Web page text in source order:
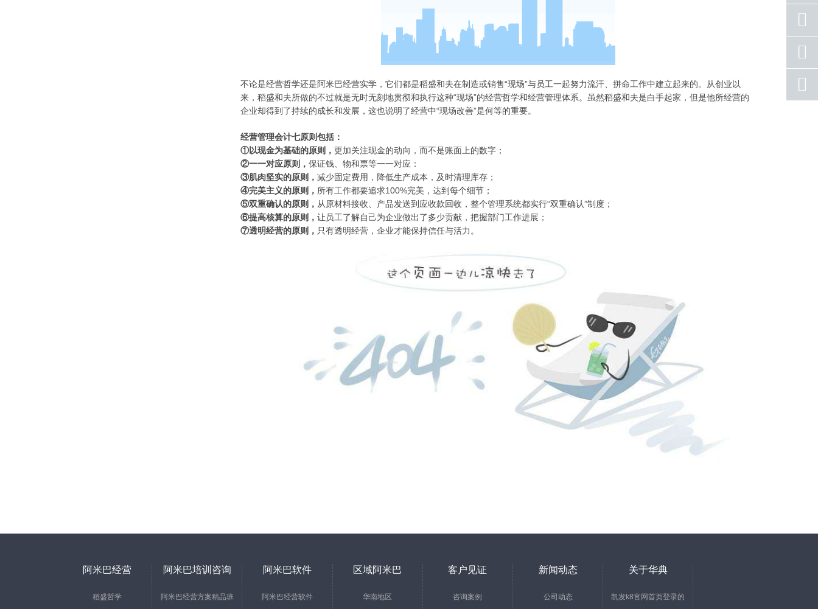
不论是经营哲学还是阿米巴经营实学，它们都是稻盛和夫在制造或销售“现场”与员工一起努力流汗、拼命工作中建立起来的。从创业以
来，稻盛和夫所做的不过就是无时无刻地贯彻和执行这种“现场”的经营哲学和经营管理体系。虽然稻盛和夫是白手起家，但是他所经营的
企业却得到了持续的成长和发展，这也说明了经营中“现场改善”是何等的重要。
经营管理会计七原则包括：
①以现金为基础的原则， 更加关注现金的动向，而不是账面上的数字；
②一一对应原则， 保证钱、物和票等一一对应：
③肌肉坚实的原则， 减少固定费用，降低生产成本，及时清理库存；
④完美主义的原则， 所有工作都要追求100%完美，达到每个细节；
⑤双重确认的原则， 从原材料接收、产品发送到应收款回收，整个管理系统都实行“双重确认”制度；
⑥提高核算的原则， 让员工了解自己为企业做出了多少贡献，把握部门工作进展；
⑦透明经营的原则， 只有透明经营，企业才能保持信任与活力。
阿米巴经营
稻盛哲学
阿米巴培训咨询
阿米巴经营方案精品班
阿米巴软件
阿米巴经营软件
区域阿米巴
华南地区
客户见证
咨询案例
新闻动态
公司动态
关于华典
凯发k8官网首页登录的
座机
号码
手机
号码
qq
联系